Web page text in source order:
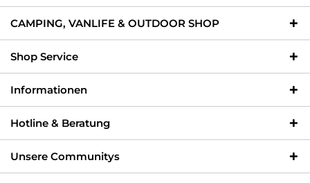
CAMPING, VANLIFE & OUTDOOR SHOP
Shop Service
Informationen
Hotline & Beratung
Unsere Communitys